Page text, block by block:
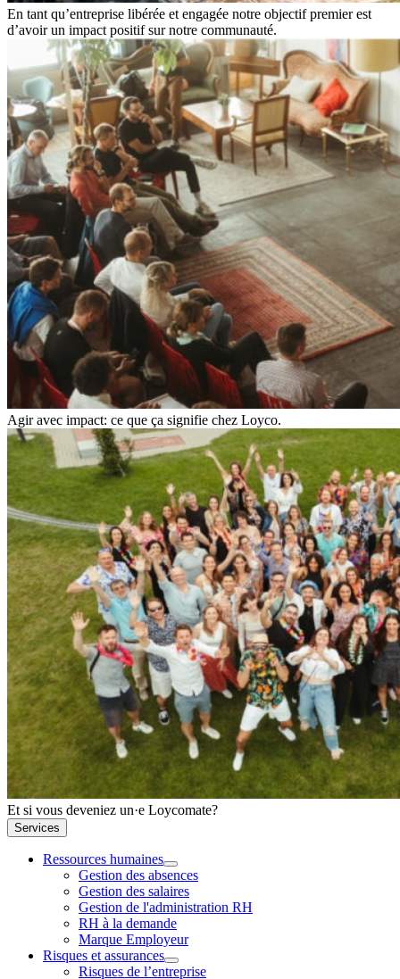
En tant qu’entreprise libérée et engagée notre objectif premier est
d’avoir un impact positif sur notre communauté.
Agir avec impact: ce que ça signifie chez Loyco.
Et si vous deveniez un·e Loycomate?
Services
Ressources humaines
Gestion des absences
Gestion des salaires
Gestion de l'administration RH
RH à la demande
Marque Employeur
Risques et assurances
Risques de l’entreprise